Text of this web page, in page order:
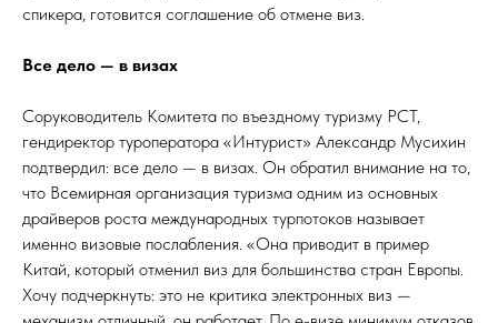
спикера, готовится соглашение об отмене виз.
Все дело — в визах
Соруководитель Комитета по въездному туризму РСТ,
гендиректор туроператора «Интурист» Александр Мусихин
подтвердил: все дело — в визах. Он обратил внимание на то,
что Всемирная организация туризма одним из основных
драйверов роста международных турпотоков называет
именно визовые послабления. «Она приводит в пример
Китай, который отменил виз для большинства стран Европы.
Хочу подчеркнуть: это не критика электронных виз —